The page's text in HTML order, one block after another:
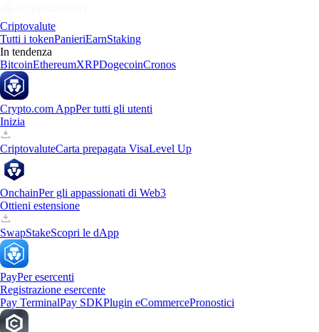
Criptovalute
Tutti i tokenPanieriEarnStaking
In tendenza
BitcoinEthereumXRPDogecoinCronos
Crypto.com AppPer tutti gli utenti
Inizia
CriptovaluteCarta prepagata VisaLevel Up
OnchainPer gli appassionati di Web3
Ottieni estensione
SwapStakeScopri le dApp
PayPer esercenti
Registrazione esercente
Pay TerminalPay SDKPlugin eCommercePronostici